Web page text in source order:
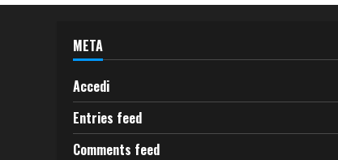
META
Accedi
Entries feed
Comments feed